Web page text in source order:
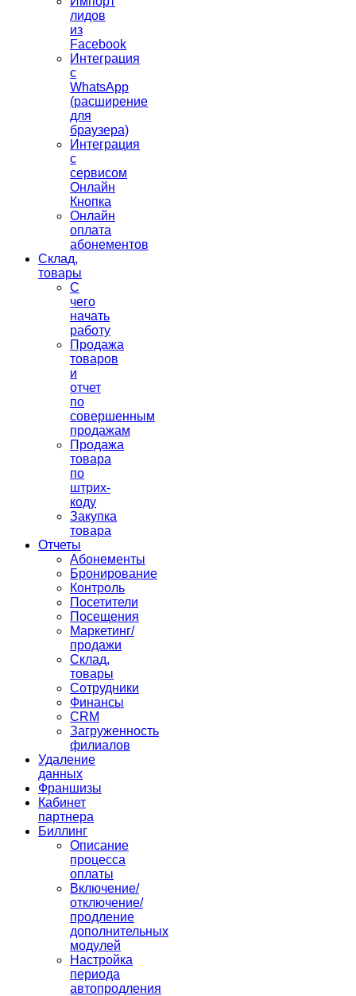
лидов
из
Facebook
Интеграция
с
WhatsApp
(расширение
для
браузера)
Интеграция
с
сервисом
Онлайн
Кнопка
Онлайн
оплата
абонементов
Склад,
товары
С
чего
начать
работу
Продажа
товаров
и
отчет
по
совершенным
продажам
Продажа
товара
по
штрих-
коду
Закупка
товара
Отчеты
Абонементы
Бронирование
Контроль
Посетители
Посещения
Маркетинг/
продажи
Склад,
товары
Сотрудники
Финансы
CRM
Загруженность
филиалов
Удаление
данных
Франшизы
Кабинет
партнера
Биллинг
Описание
процесса
оплаты
Включение/
отключение/
продление
дополнительных
модулей
Настройка
периода
автопродления